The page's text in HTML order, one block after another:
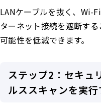
LANケーブルを抜く、Wi-
ターネット接続を遮断す
可能性を低減できます。
ステップ2：セキュ
ルススキャンを実行